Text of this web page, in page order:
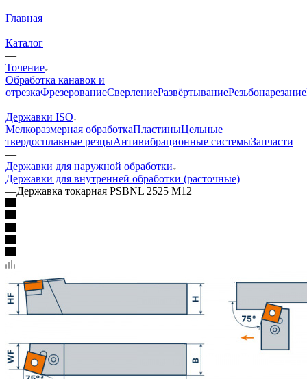
Главная
—
Каталог
—
Точение
Обработка канавок и
отрезкаФрезерованиеСверлениеРазвёртываниеРезьбонарезание
—
Державки ISO
Мелкоразмерная обработкаПластиныЦельные
твердосплавные резцыАнтивибрационные системыЗапчасти
—
Державки для наружной обработки
Державки для внутренней обработки (расточные)
—Державка токарная PSBNL 2525 M12